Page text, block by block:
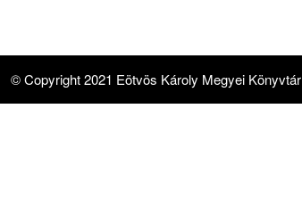
© Copyright 2021 Eötvös Károly Megyei Könyvtár